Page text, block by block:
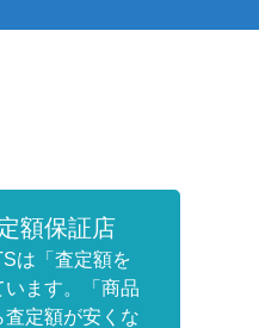
額保証店
は「査定額を
います。「商品
査定額が安くな